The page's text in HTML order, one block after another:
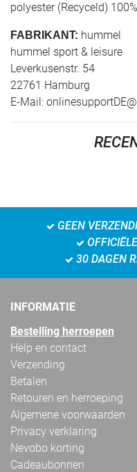
polyester (Recyceld) 100%
FABRIKANT: hummel
hummel sport & leisure
Leverkusenstr. 54
22761 Hamburg
E-Mail:
GEEN
30 DAGEN
INFORMATIE
Bestelling herroepen
Help en contact
Verzending
Betalen
Retouren en herroeping
Algemene voorwaarden
Privacy verklaring
Nevobo korting
Cadeaubonnen